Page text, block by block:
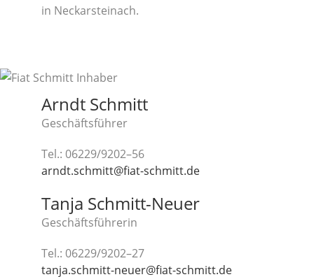
in Neckarsteinach.
Arndt Schmitt
Geschäfts­füh­rer
Tel.: 06229/9202–56
arndt.schmitt@fiat-schmitt.de
Tan­ja Schmitt-Neuer
Geschäfts­füh­re­rin
Tel.: 06229/9202–27
tanja.schmitt-neuer@fiat-schmitt.de